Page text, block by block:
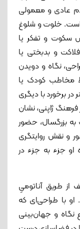
عادی و معمولی
خلوت و شلوغ
سکوت و تفکر یا
و بدبختی یا
نگاه و دویدن
مخاطب کودک یا
برخورد با دیگری
ژاپنی، نشان
بزرگسال، حضور
و نقش روایتگری
او جزء به جزء در
طریق آناتومیِ
او با طراحی‌ای که
نگاه و جهان‌بینی